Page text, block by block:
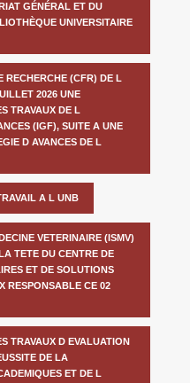
GÉNÉRAL ET DU
UNIVERSITAIRE
RECHERCHE (CFR) DE L
2026 UNE
TRAVAUX DE L
(IGF), SUITE A UNE
D AVANCES DE L
A L UNB
VETERINAIRE (ISMV)
TETE DU CENTRE DE
ET DE SOLUTIONS
RESPONSABLE CE 02
TRAVAUX D EVALUATION
DE LA
ET DE L